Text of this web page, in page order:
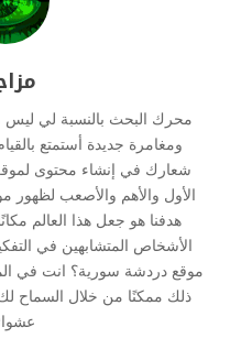
محرك البحث بالنسبة لي
ومغامرة جديدة أستمتع
شعارك في إنشاء محتوى
الأول والأهم والأصعب لظهور
هدفنا هو جعل هذا العالم
الأشخاص المتشابهين في
موقع دردشة سورية؟ انت في
ذلك ممكنًا من خلال السماح